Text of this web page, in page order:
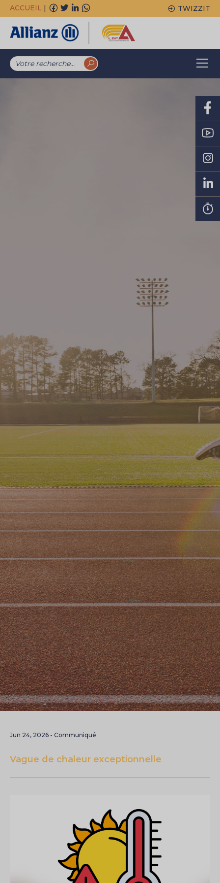
ACCUEIL | TWIZZIT
Jun 24, 2026 - Communiqué
Vague de chaleur exceptionnelle